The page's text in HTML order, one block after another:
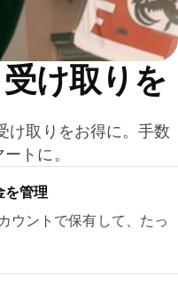
け取りを
け取りをお得に。手数
トに。
を管理
ウントで保有して、たっ